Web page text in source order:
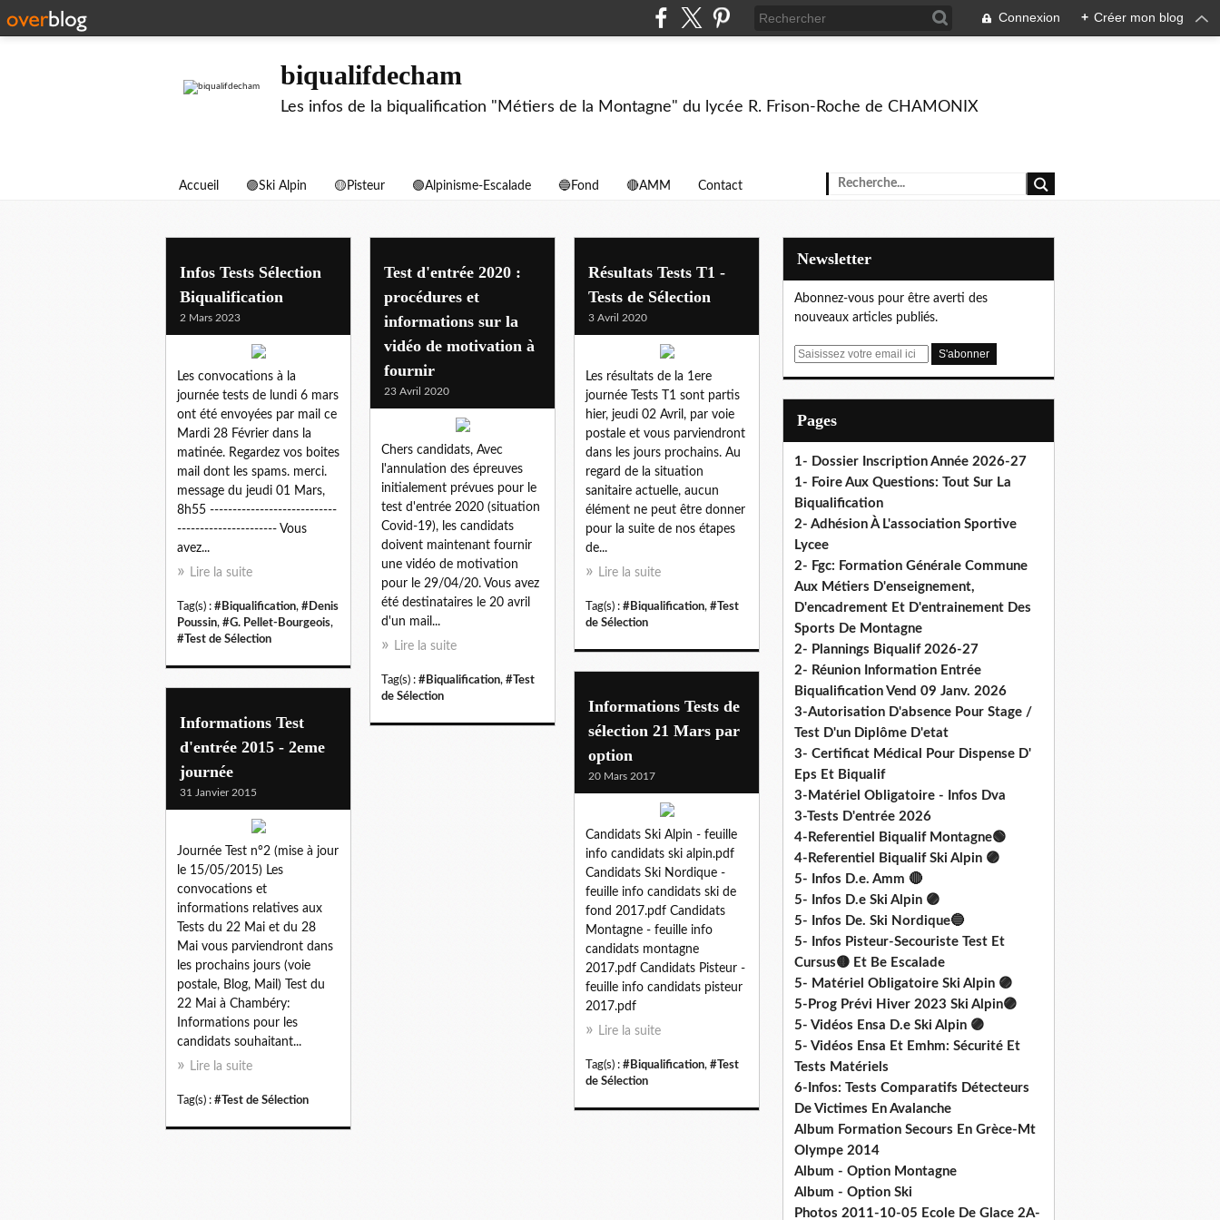
Connexion + Créer mon blog
biqualifdecham
Les infos de la biqualification "Métiers de la Montagne" du lycée R. Frison-Roche de CHAMONIX
Accueil 🟣Ski Alpin 🟡Pisteur 🟢Alpinisme-Escalade 🔵Fond 🔴AMM Contact
test de selection
Infos Tests Sélection
Biqualification
2 Mars 2023
Les convocations à la
journée tests de lundi 6 mars
ont été envoyées par mail ce
Mardi 28 Février dans la
matinée. Regardez vos boites
mail dont les spams. merci.
message du jeudi 01 Mars,
8h55 ----------------------------
---------------------- Vous
avez...
Lire la suite
Tag(s) : #Biqualification, #Denis
Poussin, #G. Pellet-Bourgeois,
#Test de Sélection
Test d'entrée 2020 :
procédures et
informations sur la
vidéo de motivation à
fournir
23 Avril 2020
Chers candidats, Avec
l'annulation des épreuves
initialement prévues pour le
test d'entrée 2020 (situation
Covid-19), les candidats
doivent maintenant fournir
une vidéo de motivation
pour le 29/04/20. Vous avez
été destinataires le 20 avril
d'un mail...
Lire la suite
Tag(s) : #Biqualification, #Test
de Sélection
Résultats Tests T1 -
Tests de Sélection
3 Avril 2020
Les résultats de la 1ere
journée Tests T1 sont partis
hier, jeudi 02 Avril, par voie
postale et vous parviendront
dans les jours prochains. Au
regard de la situation
sanitaire actuelle, aucun
élément ne peut être donner
pour la suite de nos étapes
de...
Lire la suite
Tag(s) : #Biqualification, #Test
de Sélection
Informations Tests de
sélection 21 Mars par
option
20 Mars 2017
Candidats Ski Alpin - feuille
info candidats ski alpin.pdf
Candidats Ski Nordique -
feuille info candidats ski de
fond 2017.pdf Candidats
Montagne - feuille info
candidats montagne
2017.pdf Candidats Pisteur -
feuille info candidats pisteur
2017.pdf
Lire la suite
Tag(s) : #Biqualification, #Test
de Sélection
Informations Test
d'entrée 2015 - 2eme
journée
31 Janvier 2015
Journée Test n°2 (mise à jour
le 15/05/2015) Les
convocations et
informations relatives aux
Tests du 22 Mai et du 28
Mai vous parviendront dans
les prochains jours (voie
postale, Blog, Mail) Test du
22 Mai à Chambéry:
Informations pour les
candidats souhaitant...
Lire la suite
Tag(s) : #Test de Sélection
Newsletter
Abonnez-vous pour être averti des
nouveaux articles publiés.
E
Pages
1- Dossier Inscription Année 2026-27
1- Foire Aux Questions: Tout Sur La
Biqualification
2- Adhésion À L'association Sportive
Lycee
2- Fgc: Formation Générale Commune
Aux Métiers D'enseignement,
D'encadrement Et D'entrainement Des
Sports De Montagne
2- Plannings Biqualif 2026-27
2- Réunion Information Entrée
Biqualification Vend 09 Janv. 2026
3-Autorisation D'absence Pour Stage /
Test D'un Diplôme D'etat
3- Certificat Médical Pour Dispense D'
Eps Et Biqualif
3-Matériel Obligatoire - Infos Dva
3-Tests D'entrée 2026
4-Referentiel Biqualif Montagne🟢
4-Referentiel Biqualif Ski Alpin 🟣
5- Infos D.e. Amm 🔴
5- Infos D.e Ski Alpin 🟣
5- Infos De. Ski Nordique🔵
5- Infos Pisteur-Secouriste Test Et
Cursus🟡 Et Be Escalade
5- Matériel Obligatoire Ski Alpin 🟣
5-Prog Prévi Hiver 2023 Ski Alpin🟣
5- Vidéos Ensa D.e Ski Alpin 🟣
5- Vidéos Ensa Et Emhm: Sécurité Et
Tests Matériels
6-Infos: Tests Comparatifs Détecteurs
De Victimes En Avalanche
Album Formation Secours En Grèce-Mt
Olympe 2014
Album - Option Montagne
Album - Option Ski
Photos 2011-10-05 Ecole De Glace 2A-